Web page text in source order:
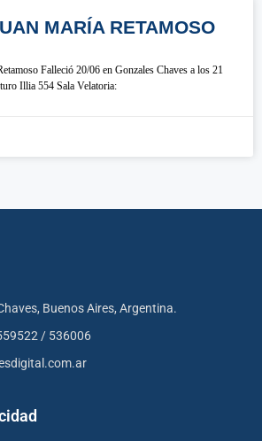
MARÍA RETAMOSO
Falleció 20/06 en Gonzales Chaves a los 21
Illia 554 Sala Velatoria:
Buenos Aires, Argentina.
/ 536006